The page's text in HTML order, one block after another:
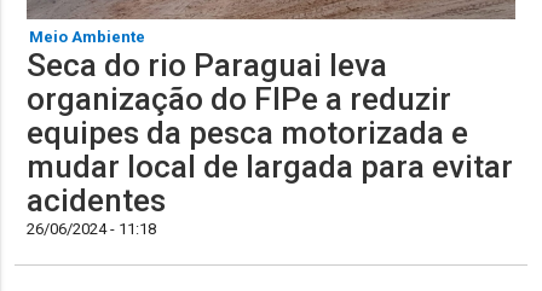
Meio Ambiente
Seca do rio Paraguai leva
organização do FIPe a reduzir
equipes da pesca motorizada e
mudar local de largada para evitar
acidentes
26/06/2024 - 11:18